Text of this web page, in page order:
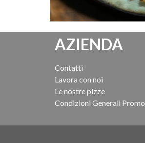
AZIENDA
Contatti
Lavora con noi
Le nostre pizze
Condizioni Generali Promo